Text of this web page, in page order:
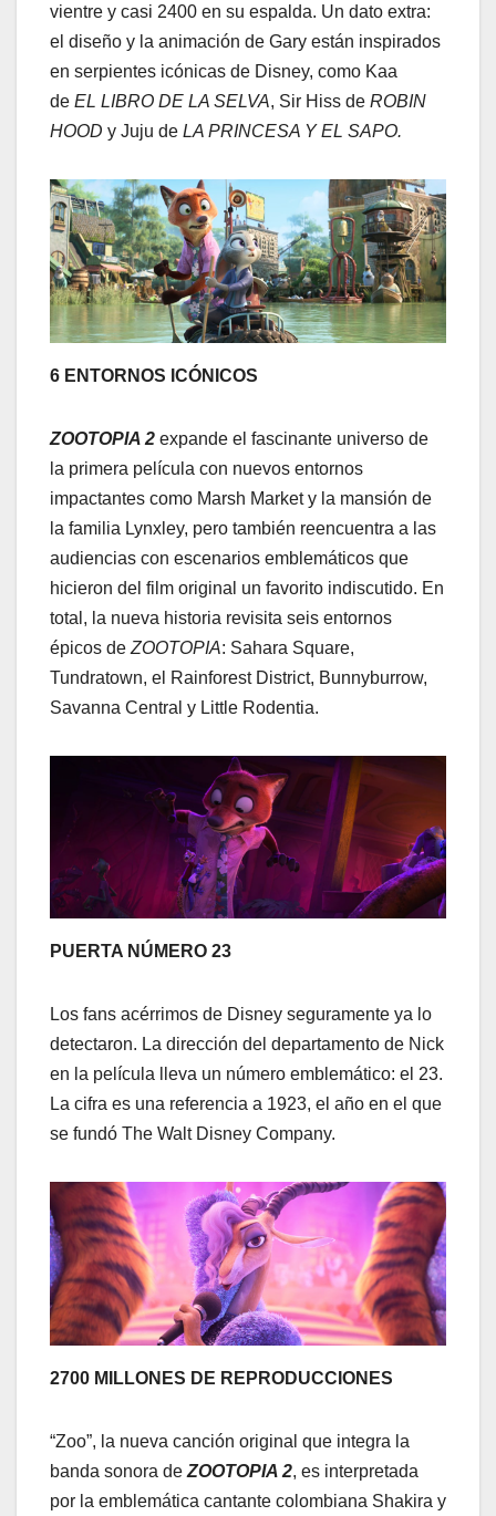
vientre y casi 2400 en su espalda. Un dato extra:
el diseño y la animación de Gary están inspirados
en serpientes icónicas de Disney, como Kaa
de EL LIBRO DE LA SELVA, Sir Hiss de ROBIN
HOOD y Juju de LA PRINCESA Y EL SAPO.
6 ENTORNOS ICÓNICOS
ZOOTOPIA 2 expande el fascinante universo de
la primera película con nuevos entornos
impactantes como Marsh Market y la mansión de
la familia Lynxley, pero también reencuentra a las
audiencias con escenarios emblemáticos que
hicieron del film original un favorito indiscutido. En
total, la nueva historia revisita seis entornos
épicos de ZOOTOPIA: Sahara Square,
Tundratown, el Rainforest District, Bunnyburrow,
Savanna Central y Little Rodentia.
PUERTA NÚMERO 23
Los fans acérrimos de Disney seguramente ya lo
detectaron. La dirección del departamento de Nick
en la película lleva un número emblemático: el 23.
La cifra es una referencia a 1923, el año en el que
se fundó The Walt Disney Company.
2700 MILLONES DE REPRODUCCIONES
“Zoo”, la nueva canción original que integra la
banda sonora de ZOOTOPIA 2, es interpretada
por la emblemática cantante colombiana Shakira y